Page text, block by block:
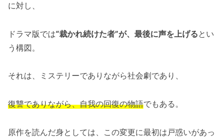
に対し、
ドラマ版では“裁かれ続けた者”が、最後に声を上げるとい
う構図。
それは、ミステリーでありながら社会劇であり、
復讐でありながら、自我の回復の物語でもある。
原作を読んだ身としては、この変更に最初は戸惑いがあっ